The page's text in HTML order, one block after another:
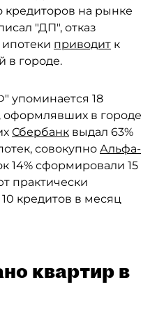
кредиторов на рынке
"ДП", отказ
приводит к
в городе.
упоминается 18
оформлявших в городе
Сбербанк выдал 63%
совокупно Альфа-
14% сформировали 15
практически
кредитов в месяц
квартир в